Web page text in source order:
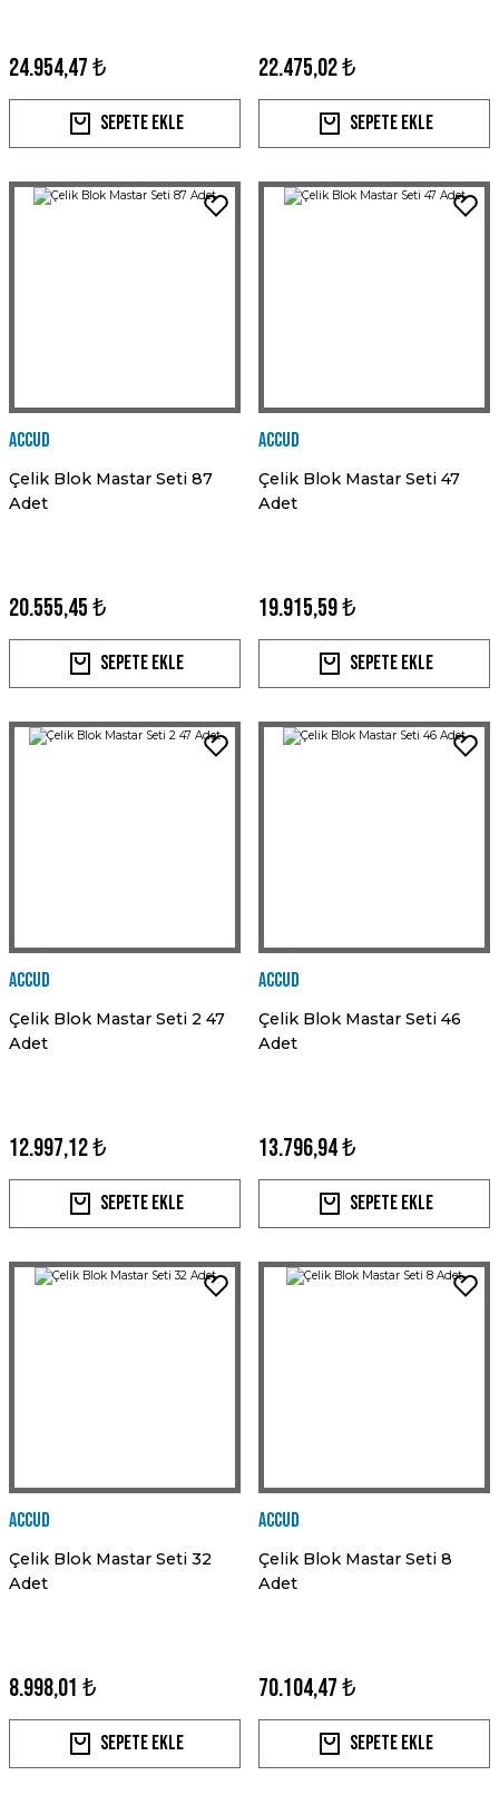
24.954,47 ₺
Sepete Ekle
22.475,02 ₺
Sepete Ekle
Accud
Çelik Blok Mastar Seti 87
Adet
20.555,45 ₺
Sepete Ekle
Accud
Çelik Blok Mastar Seti 47
Adet
19.915,59 ₺
Sepete Ekle
Accud
Çelik Blok Mastar Seti 2 47
Adet
12.997,12 ₺
Sepete Ekle
Accud
Çelik Blok Mastar Seti 46
Adet
13.796,94 ₺
Sepete Ekle
Accud
Çelik Blok Mastar Seti 32
Adet
8.998,01 ₺
Sepete Ekle
Accud
Çelik Blok Mastar Seti 8
Adet
70.104,47 ₺
Sepete Ekle